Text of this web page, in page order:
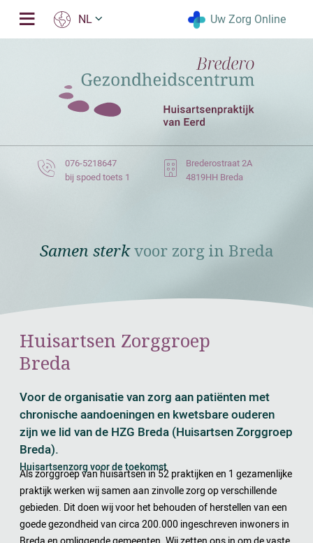
NL Uw Zorg Online
076-5218647
bij spoed toets 1
Brederostraat 2A
4819HH Breda
Samen sterk voor zorg in Breda
Huisartsen Zorggroep
Breda
Voor de organisatie van zorg aan patiënten met
chronische aandoeningen en kwetsbare ouderen
zijn we lid van de HZG Breda (Huisartsen Zorggroep
Breda).
Huisartsenzorg voor de toekomst
Als zorggroep van huisartsen in 52 praktijken en 1 gezamenlijke
praktijk werken wij samen aan zinvolle zorg op verschillende
gebieden. Dit doen wij voor het behouden of herstellen van een
goede gezondheid van circa 200.000 ingeschreven inwoners in